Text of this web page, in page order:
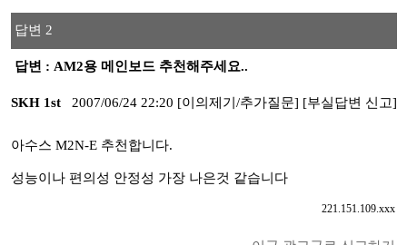
답변 2
답변 : AM2용 메인보드 추천해주세요..
SKH 1st 2007/06/24 22:20 [이의제기/추가질문] [부실답변 신고]
아수스 M2N-E 추천합니다.
성능이나 편의성 안정성 가장 나은것 같습니다
221.151.109.xxx